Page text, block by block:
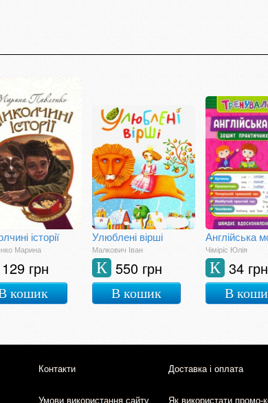
історії
Марина
129 грн
кошик
Улюблені вірші
Малкович Іван
550 грн
К
В кошик
Чіміріс Юлія
34 грн
К
В
Контакти Доставка і оплата
Умови використання сайту Як використати промо-